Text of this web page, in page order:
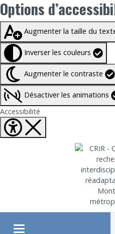
Options
Taille du texte à100%
Augmenter la taille du
Inverser les couleurs
Augmenter le contraste
Désactiver les animations
Accessibilité
Aller directement au
Ouvrir/fermer le menu